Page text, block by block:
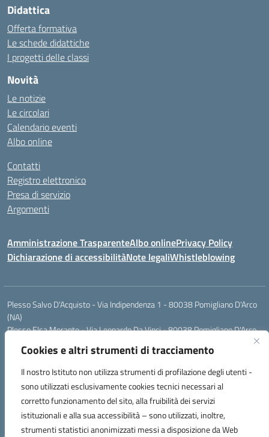
Cookies e altri strumenti di tracciamento
Il nostro Istituto non utilizza strumenti di profilazione degli utenti -
sono utilizzati esclusivamente cookies tecnici necessari al
corretto funzionamento del sito, alla fruibilità dei servizi
istituzionali e alla sua accessibilità – sono utilizzati, inoltre,
strumenti statistici anonimizzati messi a disposizione da Web
Didattica
Offerta formativa
Le schede didattiche
I progetti delle classi
Novità
Le notizie
Le circolari
Calendario eventi
Albo online
Contatti
Registro elettronico
Presa di servizio
Argomenti
Amministrazione TrasparenteAlbo onlinePrivacy Policy
Dichiarazione di accessibilitàNote legaliWhistleblowing
Plesso Salvo D'Acquisto - Via Indipendenza 1 - 80038 Pomigliano D'Arco
(NA)
Plesso Elsa Morante - Via Leonardo Da Vinci - 80038 Pomigliano D'Arco
Plesso Leone - Via Pascoli - 80038 Pomigliano D'Arco (NA)
Tel.:0813177304 - Mail: naic8g1003@istruzione.it - Pec:
Codice Univoco ufficio: UIECQ7
codice Meccanografico: NAIC8G1003
Codice Fiscale: 93076670632